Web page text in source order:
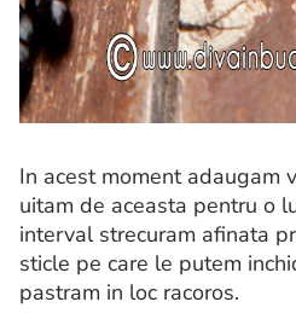
In acest moment adaugam
uitam de aceasta pentru o
interval strecuram afinata
sticle pe care le putem
pastram in loc racoros.